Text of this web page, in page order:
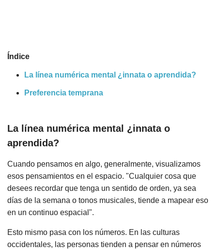
Índice
​La línea numérica mental ¿innata o aprendida?
Preferencia temprana
La línea numérica mental ¿innata o
aprendida?
Cuando pensamos en algo, generalmente, visualizamos
esos pensamientos en el espacio. "Cualquier cosa que
desees recordar que tenga un sentido de orden, ya sea
días de la semana o tonos musicales, tiende a mapear eso
en un continuo espacial".
Esto mismo pasa con los números. En las culturas
occidentales, las personas tienden a pensar en números